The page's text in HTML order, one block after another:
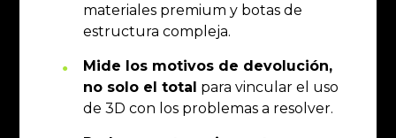
materiales premium y botas de
estructura compleja.
Mide los motivos de devolución,
no solo el total para vincular el uso
de 3D con los problemas a resolver.